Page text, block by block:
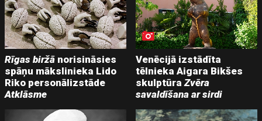
Rīgas biržā norisināsies
spāņu mākslinieka Lido
Riko personālizstāde
Atklāsme
Venēcijā izstādīta
tēlnieka Aigara Bikšes
skulptūraZvēra
savaldīšana ar sirdi